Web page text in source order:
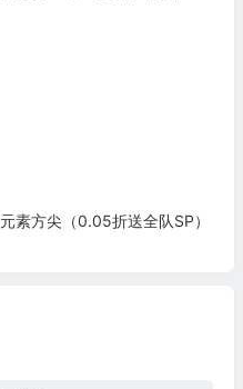
元素方尖（0.05折送全队SP）